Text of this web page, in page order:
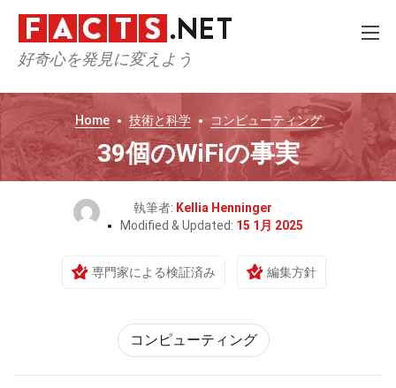
好奇心を発見に変えよう
Home 技術と科学 コンピューティング
39個のWiFiの事実
執筆者: Kellia Henninger
Modified & Updated: 15 1月 2025
専門家による検証済み 編集方針
コンピューティング